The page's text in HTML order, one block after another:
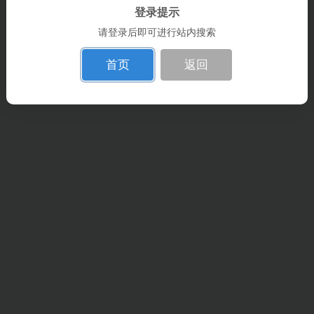
登录提示
请登录后即可进行站内搜索
首页 返回